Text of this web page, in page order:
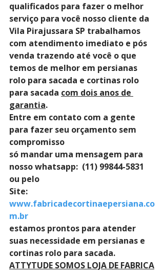
qualificados para fazer o melhor
serviço para você nosso cliente da
Vila Pirajussara SP trabalhamos
com atendimento imediato e pós
venda trazendo até você o que
temos de melhor em persianas
rolo para sacada e cortinas rolo
para sacada com dois anos de
garantia.
Entre em contato com a gente
para fazer seu orçamento sem
compromisso
só mandar uma mensagem para
nosso whatsapp:  (11) 99844-5831
ou pelo
Site:
www.fabricadecortinaepersiana.co
m.br
estamos prontos para atender
suas necessidade em persianas e
cortinas rolo para sacada.
ATTYTUDE SOMOS LOJA DE FABRICA